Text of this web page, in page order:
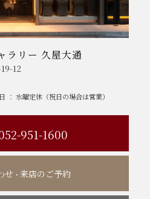
ラリー 久屋大通
12
： 水曜定休（祝日の場合は営業）
951-1600
せ ・来店のご予約